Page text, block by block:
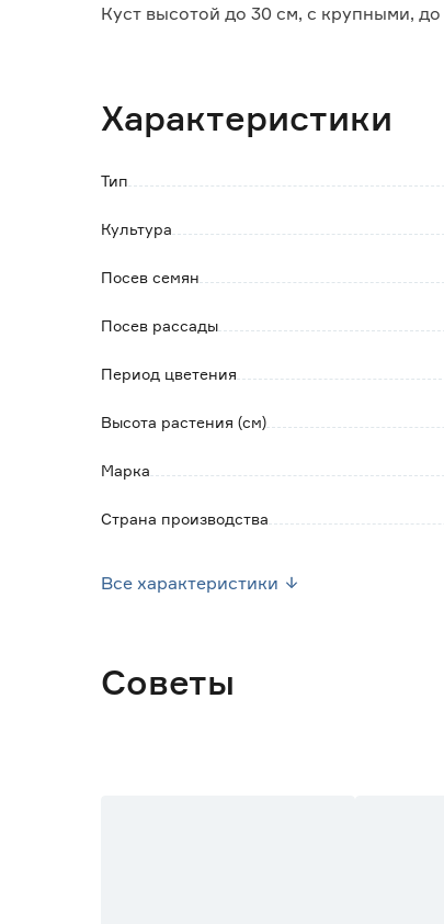
Куст высотой до 30 см, с крупными,
Характеристики
Тип
Культура
Посев семян
Посев рассады
Период цветения
Высота растения (см)
Марка
Страна производства
Все характеристики
Советы